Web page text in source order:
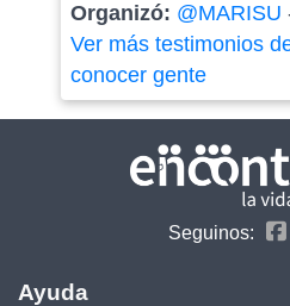
Organizó: @MARISU
Ver más testimonios
conocer gente
Seguinos:
Ayuda